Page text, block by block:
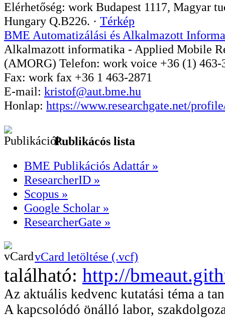
Elérhetőség: work Budapest 1117, Magyar
Hungary Q.B226. · Térkép
BME Automatizálási és Alkalmazott
Alkalmazott informatika - Applied Mobile
(AMORG) Telefon: work voice +36 (1) 463-
Fax: work fax +36 1 463-2871
E-mail: kristof@aut.bme.hu
Honlap: https://www.researchgate.net/
Publikácós lista
BME Publikációs Adattár »
ResearcherID »
Scopus »
Google Scholar »
ResearcherGate »
vCard letöltése (.vcf)
található: http://
Az aktuális kedvenc kutatási téma a
A kapcsolódó önálló labor,